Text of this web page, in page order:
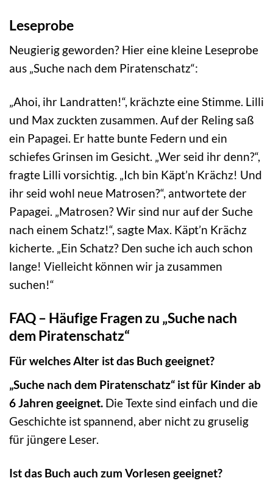
Leseprobe
Neugierig geworden? Hier eine kleine Leseprobe
aus „Suche nach dem Piratenschatz“:
„Ahoi, ihr Landratten!“, krächzte eine Stimme. Lilli
und Max zuckten zusammen. Auf der Reling saß
ein Papagei. Er hatte bunte Federn und ein
schiefes Grinsen im Gesicht. „Wer seid ihr denn?“,
fragte Lilli vorsichtig. „Ich bin Käpt’n Krächz! Und
ihr seid wohl neue Matrosen?“, antwortete der
Papagei. „Matrosen? Wir sind nur auf der Suche
nach einem Schatz!“, sagte Max. Käpt’n Krächz
kicherte. „Ein Schatz? Den suche ich auch schon
lange! Vielleicht können wir ja zusammen
suchen!“
FAQ – Häufige Fragen zu „Suche nach
dem Piratenschatz“
Für welches Alter ist das Buch geeignet?
„Suche nach dem Piratenschatz“ ist für Kinder ab
6 Jahren geeignet. Die Texte sind einfach und die
Geschichte ist spannend, aber nicht zu gruselig
für jüngere Leser.
Ist das Buch auch zum Vorlesen geeignet?